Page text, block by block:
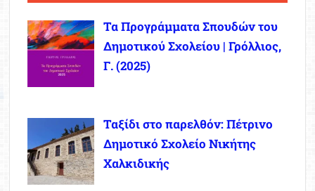
Τα Προγράμματα Σπουδών του
Δημοτικού Σχολείου | Γρόλλιος,
Γ. (2025)
Ταξίδι στο παρελθόν: Πέτρινο
Δημοτικό Σχολείο Νικήτης
Χαλκιδικής